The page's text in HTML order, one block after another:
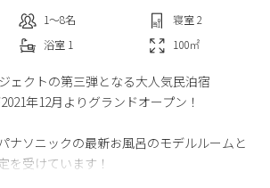
1〜8名 寝室 2
浴室 1 100㎡
ェクトの第三弾となる大人気民泊宿
年12月よりグランドオープン！
ナソニックの最新お風呂のモデルルームと
を受けています！
一日の疲れを吹き飛ばし、心と体を癒しま